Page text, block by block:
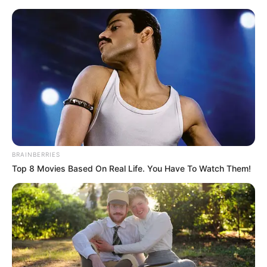
Schloss Braunfels - Märchenschloss in Hessen
Stadtplan
«zurück Braunfels
BRAINBERRIES
Top 8 Movies Based On Real Life. You Have To Watch Them!